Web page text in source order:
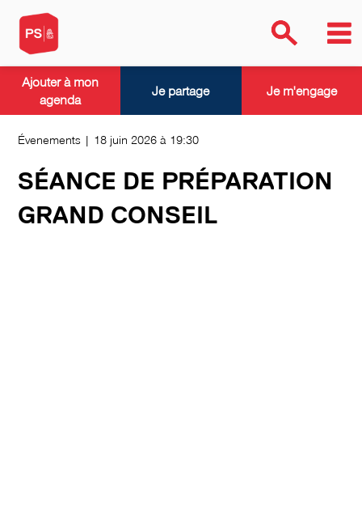
Évenements | 18 juin 2026 à 19:30
SÉANCE DE PRÉPARATION
GRAND CONSEIL
Ajouter à mon
agenda
Je partage Je m'engage